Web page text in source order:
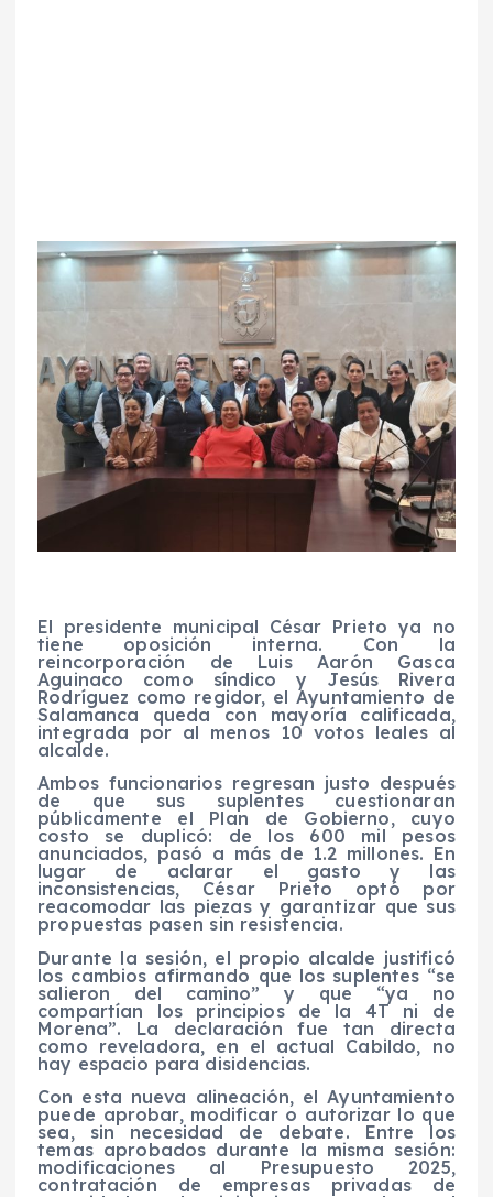
El presidente municipal César Prieto ya no
tiene oposición interna. Con la
reincorporación de Luis Aarón Gasca
Aguinaco como síndico y Jesús Rivera
Rodríguez como regidor, el Ayuntamiento de
Salamanca queda con mayoría calificada,
integrada por al menos 10 votos leales al
alcalde.
Ambos funcionarios regresan justo después
de que sus suplentes cuestionaran
públicamente el Plan de Gobierno, cuyo
costo se duplicó: de los 600 mil pesos
anunciados, pasó a más de 1.2 millones. En
lugar de aclarar el gasto y las
inconsistencias, César Prieto optó por
reacomodar las piezas y garantizar que sus
propuestas pasen sin resistencia.
Durante la sesión, el propio alcalde justificó
los cambios afirmando que los suplentes “se
salieron del camino” y que “ya no
compartían los principios de la 4T ni de
Morena”. La declaración fue tan directa
como reveladora, en el actual Cabildo, no
hay espacio para disidencias.
Con esta nueva alineación, el Ayuntamiento
puede aprobar, modificar o autorizar lo que
sea, sin necesidad de debate. Entre los
temas aprobados durante la misma sesión:
modificaciones al Presupuesto 2025,
contratación de empresas privadas de